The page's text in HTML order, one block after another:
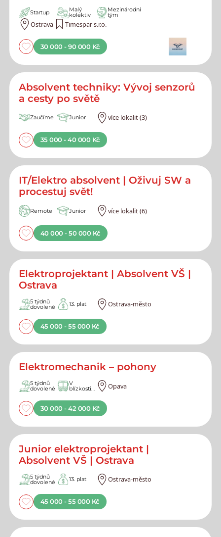
Startup Malý
kolektiv
Mezinárodní
tým
Ostrava Timespar s.r.o.
30 000 - 90 000 Kč
Absolvent techniky: Vývoj senzorů
a cesty po světě
Zaučíme Junior více lokalit (3)
35 000 - 40 000 Kč
IT/Elektro absolvent | Oživuj SW a
procestuj svět!
Remote Junior více lokalit (6)
40 000 - 50 000 Kč
Elektroprojektant | Absolvent VŠ |
Ostrava
5 týdnů
dovolené 13. plat Ostrava-město
45 000 - 55 000 Kč
Elektromechanik – pohony
5 týdnů
dovolené
V
blízkosti Opava
30 000 - 42 000 Kč
Junior elektroprojektant |
Absolvent VŠ | Ostrava
5 týdnů
dovolené 13. plat Ostrava-město
45 000 - 55 000 Kč